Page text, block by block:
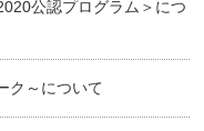
公認プログラム＞につ
ク～について